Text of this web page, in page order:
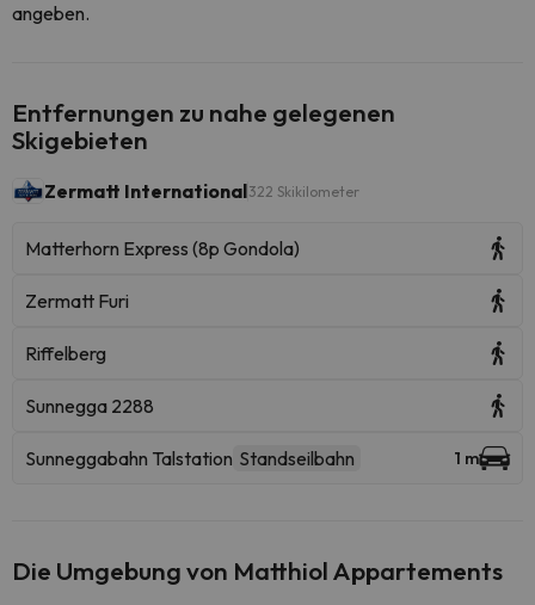
angeben.
Entfernungen zu nahe gelegenen
Skigebieten
Zermatt International322 Skikilometer
Matterhorn Express (8p Gondola)
Zermatt Furi
Riffelberg
Sunnegga 2288
Sunneggabahn Talstation Standseilbahn 1 m
Die Umgebung von Matthiol Appartements